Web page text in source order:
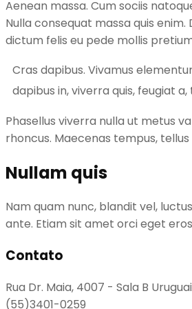
Aenean massa. Cum sociis
Nulla consequat massa quis
dictum felis eu pede mollis
Cras dapibus. Vivamus
dapibus in, viverra quis, feugiat a,
Phasellus viverra nulla ut metus
rhoncus. Maecenas tempus,
Nullam quis
Nam quam nunc, blandit vel,
ante. Etiam sit amet orci eget
Post
Contato
Rua Dr. Maia, 4007 - Sala B
(55)3401-0259